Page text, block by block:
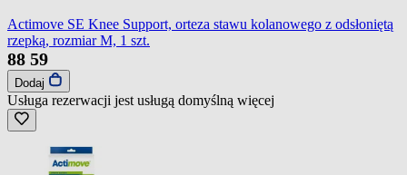
Actimove SE Knee Support, orteza stawu kolanowego z odsłoniętą
rzepką, rozmiar M, 1 szt.
88 59
Dodaj
Usługa rezerwacji jest usługą domyślną więcej